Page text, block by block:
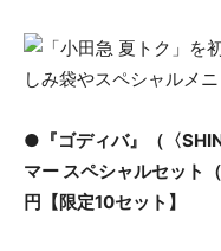
●『ゴディバ』（〈
マー スペシャルセット
円【限定10セット】